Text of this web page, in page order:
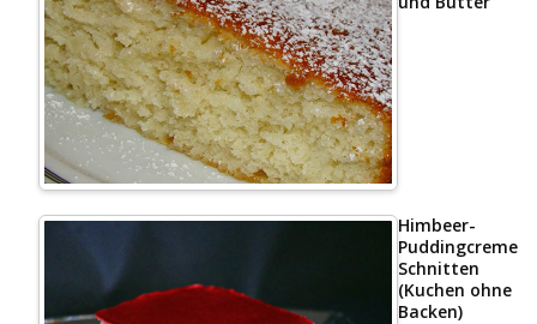
Himbeer-
Puddingcreme
Schnitten
(Kuchen ohne
Backen)